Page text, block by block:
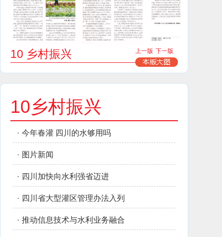
10 乡村振兴 上一版 下一版
10乡村振兴
· 今年春灌 四川的水够用吗
· 图片新闻
· 四川加快向水利强省迈进
· 四川省大型灌区管理办法入列
· 推动信息技术与水利业务融合